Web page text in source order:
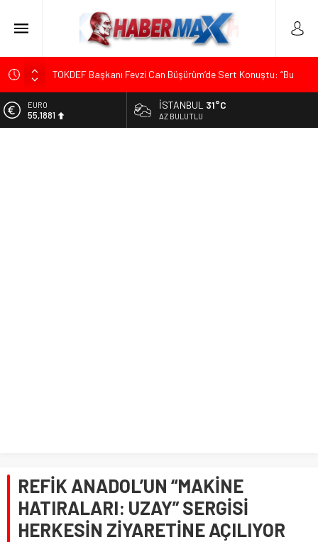
TOKDEF Başkanı Fevzi Can Büşürüm’de Sert Konuştu: “Bu
Çevrecik Büşürüm Yayla Şenliği’nde Siyaset ve Memleket
ALTIN
6.660,55
İSTANBUL 31°C
AZ BULUTLU
REFİK ANADOL’UN “MAKİNE
HATIRALARI: UZAY” SERGİSİ
HERKESİN ZİYARETİNE AÇILIYOR